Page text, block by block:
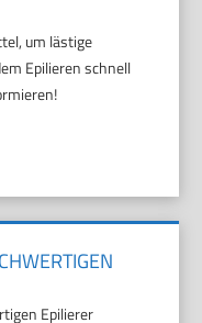
um lästige
Epilieren schnell
Epilierer